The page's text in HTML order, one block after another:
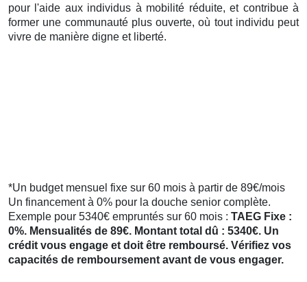
pour l'aide aux individus à mobilité réduite, et contribue à
former une communauté plus ouverte, où tout individu peut
vivre de manière digne et liberté.
*Un budget mensuel fixe sur 60 mois à partir de 89€/mois
Un financement à 0% pour la douche senior complète.
Exemple pour 5340€ empruntés sur 60 mois : TAEG Fixe :
0%. Mensualités de 89€. Montant total dû : 5340€. Un
crédit vous engage et doit être remboursé. Vérifiez vos
capacités de remboursement avant de vous engager.